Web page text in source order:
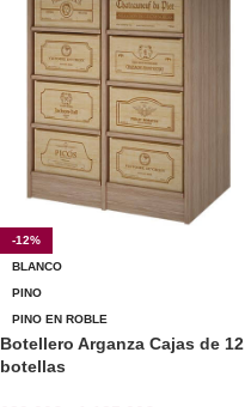
-12%
BLANCO
PINO
PINO EN ROBLE
Botellero Arganza Cajas de 12
botellas